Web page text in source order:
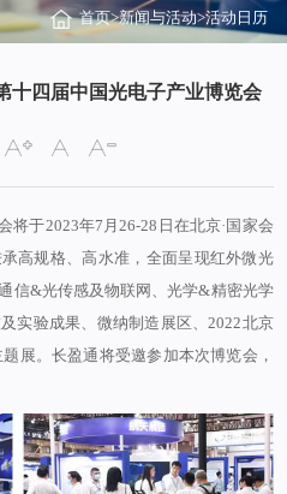
首页>新闻与活动>活动日历
十四届中国光电子产业博览会
将于2023年7月26-28日在北京·国家会
高规格、高水准，全面呈现红外微光
信&光传感及物联网、光学&精密光学
实验成果、微纳制造展区、2022北京
展。长盈通将受邀参加本次博览会，